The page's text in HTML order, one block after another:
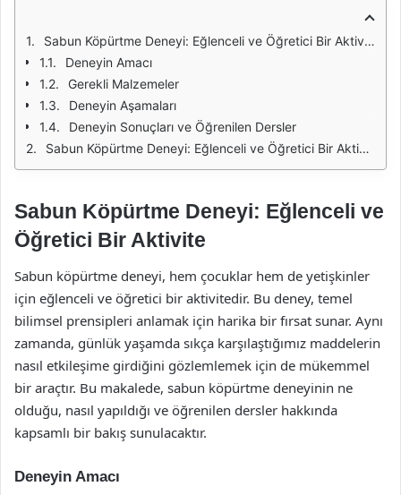
Sabun Köpürtme Deneyi: Eğlenceli ve Öğretici Bir Aktivite
Deneyin Amacı
Gerekli Malzemeler
Deneyin Aşamaları
Deneyin Sonuçları ve Öğrenilen Dersler
Sabun Köpürtme Deneyi: Eğlenceli ve Öğretici Bir Aktivite
Sabun Köpürtme Deneyi: Eğlenceli ve
Öğretici Bir Aktivite
Sabun köpürtme deneyi, hem çocuklar hem de yetişkinler
için eğlenceli ve öğretici bir aktivitedir. Bu deney, temel
bilimsel prensipleri anlamak için harika bir fırsat sunar. Aynı
zamanda, günlük yaşamda sıkça karşılaştığımız maddelerin
nasıl etkileşime girdiğini gözlemlemek için de mükemmel
bir araçtır. Bu makalede, sabun köpürtme deneyinin ne
olduğu, nasıl yapıldığı ve öğrenilen dersler hakkında
kapsamlı bir bakış sunulacaktır.
Deneyin Amacı